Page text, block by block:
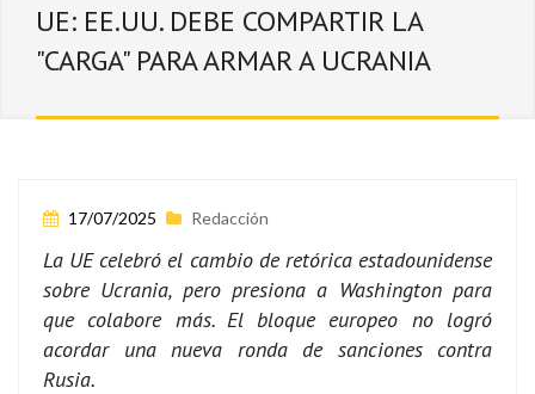
UE: EE.UU. DEBE COMPARTIR LA
"CARGA" PARA ARMAR A UCRANIA
17/07/2025 Redacción
La UE celebró el cambio de retórica estadounidense
sobre Ucrania, pero presiona a Washington para
que colabore más. El bloque europeo no logró
acordar una nueva ronda de sanciones contra
Rusia.